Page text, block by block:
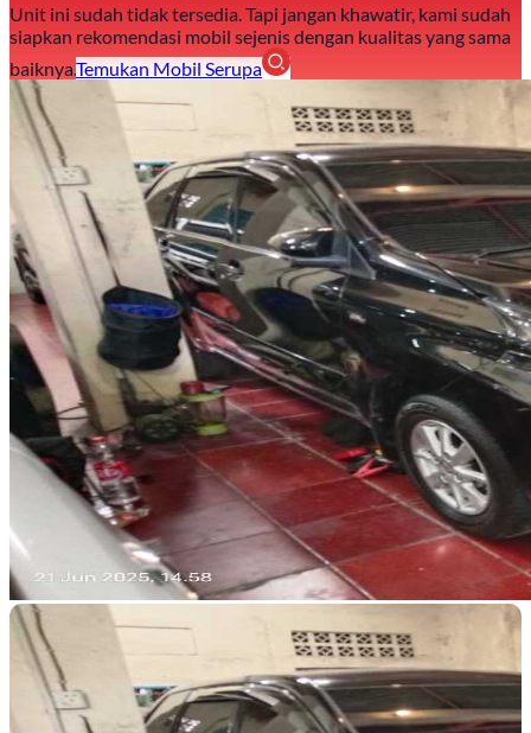
Unit ini sudah tidak tersedia. Tapi jangan khawatir, kami sudah
siapkan rekomendasi mobil sejenis dengan kualitas yang sama
baiknya.Temukan Mobil Serupa